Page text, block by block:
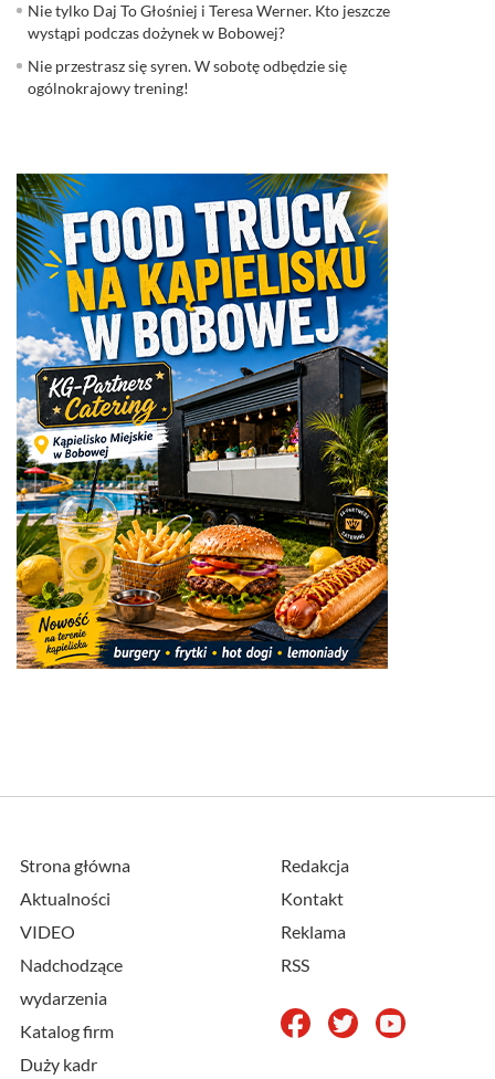
Nie tylko Daj To Głośniej i Teresa Werner. Kto jeszcze
wystąpi podczas dożynek w Bobowej?
Nie przestrasz się syren. W sobotę odbędzie się
ogólnokrajowy trening!
Strona główna
Aktualności
VIDEO
Nadchodzące
wydarzenia
Katalog firm
Duży kadr
Redakcja
Kontakt
Reklama
RSS